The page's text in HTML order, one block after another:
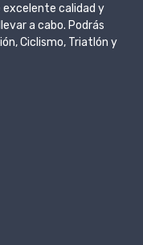
excelente calidad y
a cabo. Podrás
Ciclismo, Triatlón y